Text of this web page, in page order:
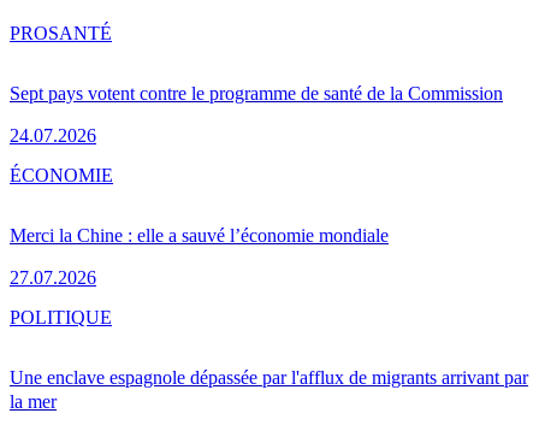
Sept pays votent contre le programme de santé de la Commission
24.07.2026
PROSANTÉ
Merci la Chine : elle a sauvé l’économie mondiale
27.07.2026
ÉCONOMIE
Une enclave espagnole dépassée par l'afflux de migrants arrivant par
la mer
POLITIQUE